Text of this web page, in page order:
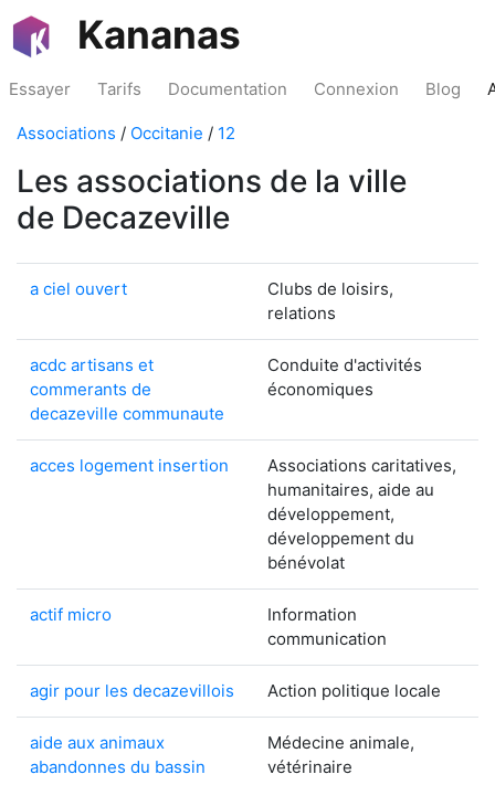
Kananas
Essayer Tarifs Documentation Connexion Blog
Associations / Occitanie / 12
Les associations de la ville
de Decazeville
a ciel ouvert
Clubs de loisirs,
relations
acdc artisans et
commerants de
decazeville communaute
Conduite d'activités
économiques
acces logement insertion
Associations caritatives,
humanitaires, aide au
développement,
développement du
bénévolat
actif micro
Information
communication
agir pour les decazevillois Action politique locale
aide aux animaux
abandonnes du bassin
Médecine animale,
vétérinaire